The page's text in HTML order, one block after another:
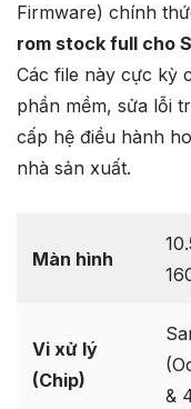
Firmware) chính
rom stock full cho
Các file này cực kỳ
phần mềm, sửa lỗi
cấp hệ điều hành
nhà sản xuất.
Màn hình
Vi xử lý
(Chip)
&